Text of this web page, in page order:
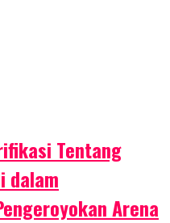
Tentang
dalam
Arena